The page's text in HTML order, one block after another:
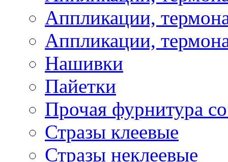
Аппликации,
Аппликации,
Нашивки
Пайетки
Прочая фурнитура
Стразы клеевые
Стразы неклеевые